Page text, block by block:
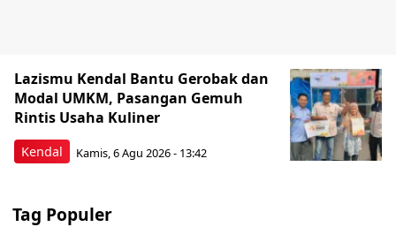
Kendal
Lazismu Kendal Bantu Gerobak dan
Modal UMKM, Pasangan Gemuh
Rintis Usaha Kuliner
Kamis, 6 Agu 2026 - 13:42
Tag Populer